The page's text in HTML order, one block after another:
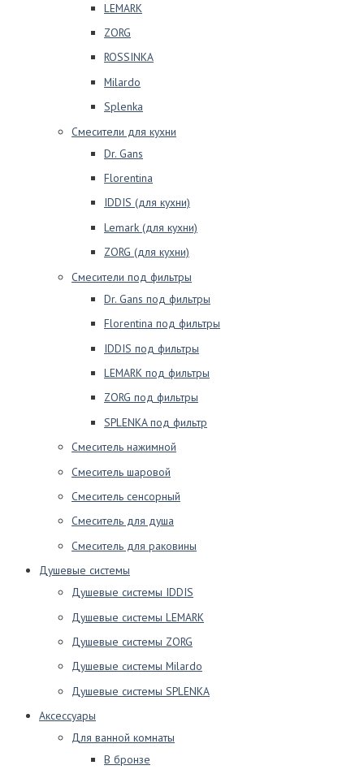
LEMARK
ZORG
ROSSINKA
Milardo
Splenka
Смесители для кухни
Dr. Gans
Florentina
IDDIS (для кухни)
Lemark (для кухни)
ZORG (для кухни)
Смесители под фильтры
Dr. Gans под фильтры
Florentina под фильтры
IDDIS под фильтры
LEMARK под фильтры
ZORG под фильтры
SPLENKA под фильтр
Смеситель нажимной
Смеситель шаровой
Смеситель сенсорный
Смеситель для душа
Смеситель для раковины
Душевые системы
Душевые системы IDDIS
Душевые системы LEMARK
Душевые системы ZORG
Душевые системы Milardo
Душевые системы SPLENKA
Аксессуары
Для ванной комнаты
В бронзе